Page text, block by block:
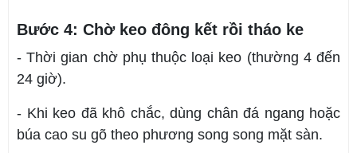
Bước 4: Chờ keo đông kết rồi tháo ke
- Thời gian chờ phụ thuộc loại keo (thường 4 đến
24 giờ).
- Khi keo đã khô chắc, dùng chân đá ngang hoặc
búa cao su gõ theo phương song song mặt sàn.